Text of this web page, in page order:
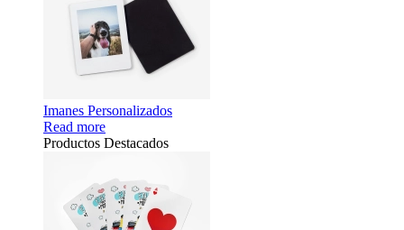
Imanes Personalizados
Read more
Productos Destacados